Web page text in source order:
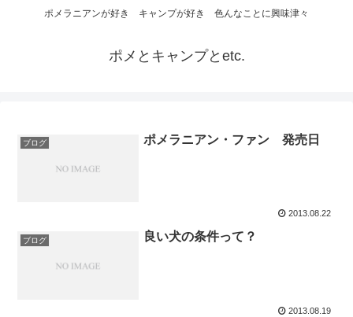
ポメラニアンが好き キャンプが好き 色んなことに興味津々
ポメとキャンプとetc.
ブログ ポメラニアン・ファン 発売日
2013.08.22
ブログ 良い犬の条件って？
2013.08.19